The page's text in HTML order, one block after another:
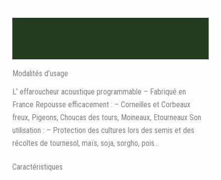
Modalités d’usage
L’ effaroucheur acoustique programmable – Fabriqué en
France Repousse efficacement : – Corneilles et Corbeaux
freux, Pigeons, Choucas des tours, Moineaux, Etourneaux Son
utilisation : – Protection des cultures lors des semis et des
récoltes de tournesol, maïs, soja, sorgho, pois…
Caractéristiques